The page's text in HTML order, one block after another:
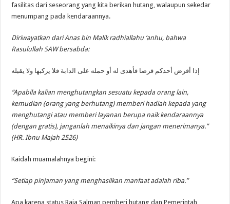
fasilitas dari seseorang yang kita berikan hutang, walaupun sekedar
menumpang pada kendaraannya.
Diriwayatkan dari Anas bin Malik radhiallahu ‘anhu, bahwa
Rasulullah SAW bersabda:
إذا أقرض أحدكم قرضا فأهدى له أو حمله على الدابة فلا يركبها ولا يقبله
“Apabila kalian menghutangkan sesuatu kepada orang lain,
kemudian (orang yang berhutang) memberi hadiah kepada yang
menghutangi atau memberi layanan berupa naik kendaraannya
(dengan gratis), janganlah menaikinya dan jangan menerimanya.”
(HR. Ibnu Majah 2526)
Kaidah muamalahnya begini:
“Setiap pinjaman yang menghasilkan manfaat adalah riba.”
Apa karena status Raja Salman pemberi hutang dan Pemerintah